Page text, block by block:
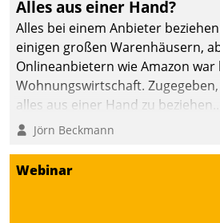
Alles aus einer Hand?
Alles bei einem Anbieter
einigen großen Warenhäusern,
Onlineanbietern wie Amazon
Wohnungswirtschaft.
alles aus einer Hand zu beziehen...
Jörn Beckmann
Webinar